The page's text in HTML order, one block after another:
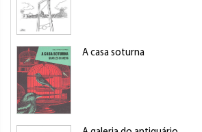
A casa soturna